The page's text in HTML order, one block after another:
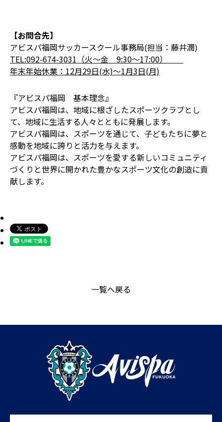
【お問合先】
アビスパ福岡サッカースクール事務局(担当：藤井潤)
TEL:092-674-3031（火～金 9:30～17:00）
年末年始休業：12月29日(水)〜1月3日(月)
『アビスパ福岡 基本理念』
アビスパ福岡は、地域に根ざしたスポーツクラブとし
て、地域に生活する人々とともに発展します。
アビスパ福岡は、スポーツを通じて、子どもたちに夢と
感動を地域に誇りと活力を与えます。
アビスパ福岡は、スポーツを愛する新しいコミュニティ
づくりと世界に開かれた豊かなスポーツ文化の創造に貢
献します。
一覧へ戻る